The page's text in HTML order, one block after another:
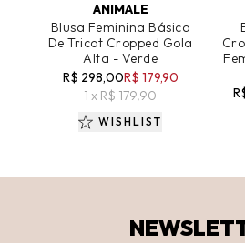
ANIMALE
Blusa Feminina Básica
De Tricot Cropped Gola
Alta - Verde
R$ 298,00R$ 179,90
1 x R$ 179,90
WISHLIST